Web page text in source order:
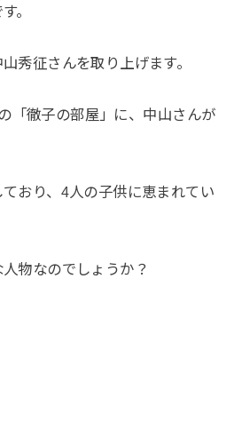
。
秀征さんを取り上げます。
「徹子の部屋」に、中山さんが
おり、4人の子供に恵まれてい
物なのでしょうか？